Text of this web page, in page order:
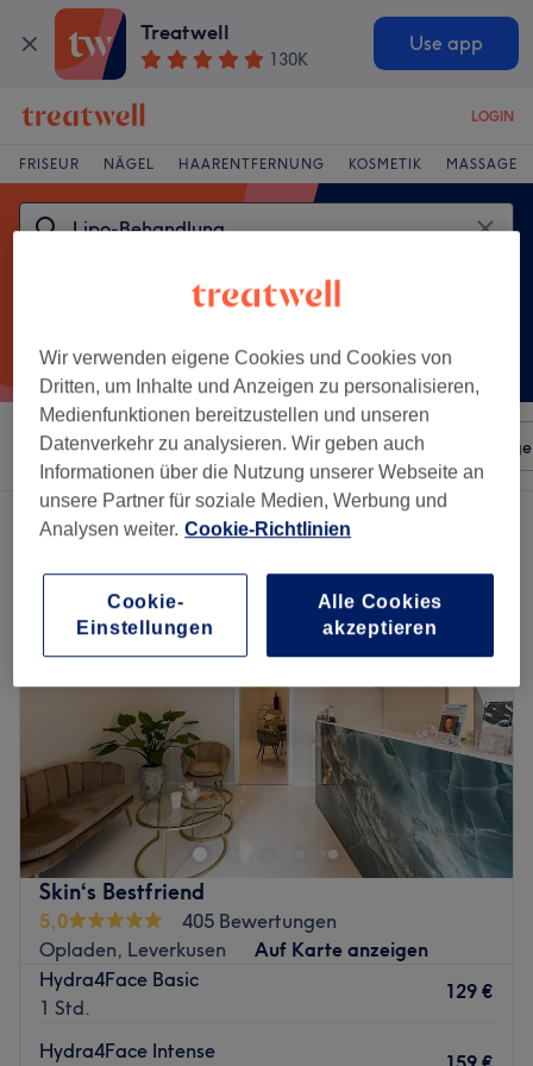
Treatwell
130K
Use app
LOGIN
FRISEUR NÄGEL HAARENTFERNUNG KOSMETIK MASSAGE
Sortieren nach Beliebiger Preis Salons
Ein Salon, der anbietet: lipo-behandlung in Opladen, Leverkusen
Skin‘s Bestfriend
5,0
405 Bewertungen
Opladen, Leverkusen
Auf Karte anzeigen
Hydra4Face Basic
1 Std.
129 €
Hydra4Face Intense
Wir verwenden eigene Cookies und Cookies von
Dritten, um Inhalte und Anzeigen zu personalisieren,
Medienfunktionen bereitzustellen und unseren
Datenverkehr zu analysieren. Wir geben auch
Informationen über die Nutzung unserer Webseite an
unsere Partner für soziale Medien, Werbung und
Analysen weiter. Cookie-Richtlinien
Cookie-
Einstellungen
Alle Cookies
akzeptieren